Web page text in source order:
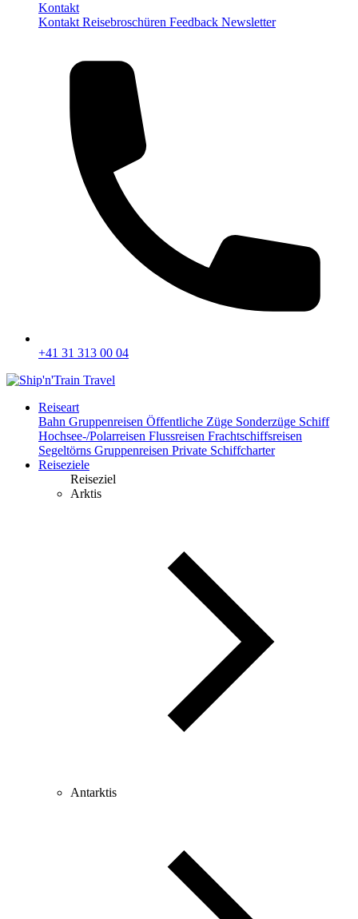
Kontakt
Kontakt Reisebroschüren Feedback Newsletter
+41 31 313 00 04
Reiseart
Bahn Gruppenreisen Öffentliche Züge Sonderzüge Schiff
Hochsee-/Polarreisen Flussreisen Frachtschiffsreisen
Segeltörns Gruppenreisen Private Schiffcharter
Reiseziele
Reiseziel
Arktis
Antarktis